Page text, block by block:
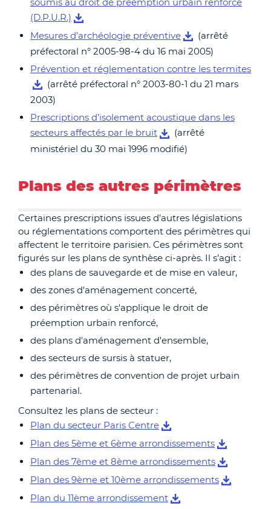
(D.P.U.R.)
Mesures d’archéologie préventive
(arrêté
préfectoral n° 2005-98-4 du 16 mai 2005)
Prévention et réglementation contre les termites
(arrêté préfectoral n° 2003-80-1 du 21 mars
2003)
Prescriptions d’isolement acoustique dans les
secteurs affectés par le bruit
(arrêté
ministériel du 30 mai 1996 modifié)
Plans des autres périmètres
Certaines prescriptions issues d’autres législations
ou réglementations comportent des périmètres qui
affectent le territoire parisien. Ces périmètres sont
figurés sur les plans de synthèse ci-après. Il s’agit :
des plans de sauvegarde et de mise en valeur,
des zones d'aménagement concerté,
des périmètres où s'applique le droit de
préemption urbain renforcé,
des plans d'aménagement d'ensemble,
des secteurs de sursis à statuer,
des périmètres de convention de projet urbain
partenarial.
Consultez les plans de secteur :
Plan du secteur Paris Centre
Plan des 5ème et 6ème arrondissements
Plan des 7ème et 8ème arrondissements
Plan des 9ème et 10ème arrondissements
Plan du 11ème arrondissement